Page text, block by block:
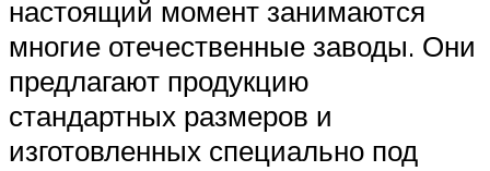
настоящий момент занимаются
многие отечественные заводы. Они
предлагают продукцию
стандартных размеров и
изготовленных специально под